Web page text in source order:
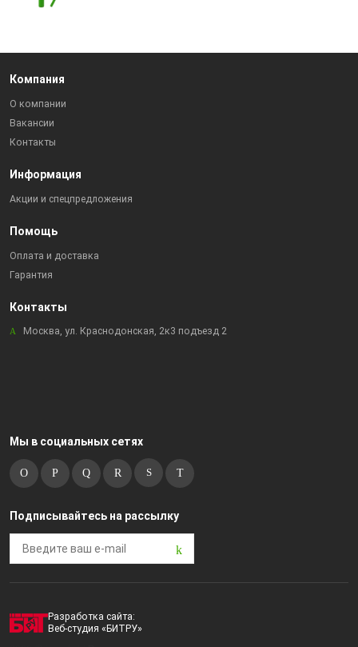
Компания
О компании
Вакансии
Контакты
Информация
Акции и спецпредложения
Помощь
Оплата и доставка
Гарантия
Контакты
Москва, ул. Краснодонская, 2к3 подъезд 2
Мы в социальных сетях
Подписывайтесь на рассылку
Разработка сайта:
Веб-студия «БИТРУ»